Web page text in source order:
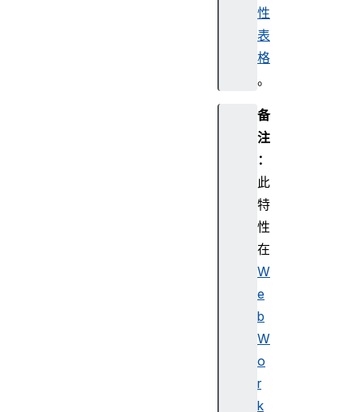
性
表
格
。
备
注
：
此
特
性
在
W
e
b
W
o
r
k